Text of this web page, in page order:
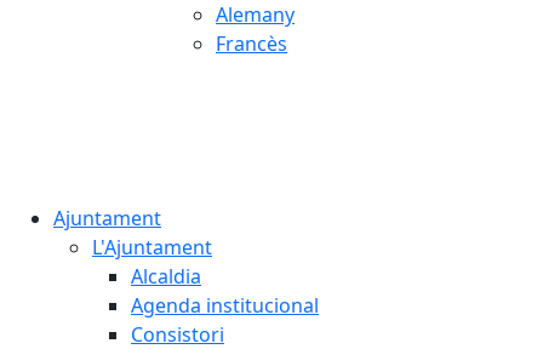
Alemany
Francès
Ajuntament
L'Ajuntament
Alcaldia
Agenda institucional
Consistori